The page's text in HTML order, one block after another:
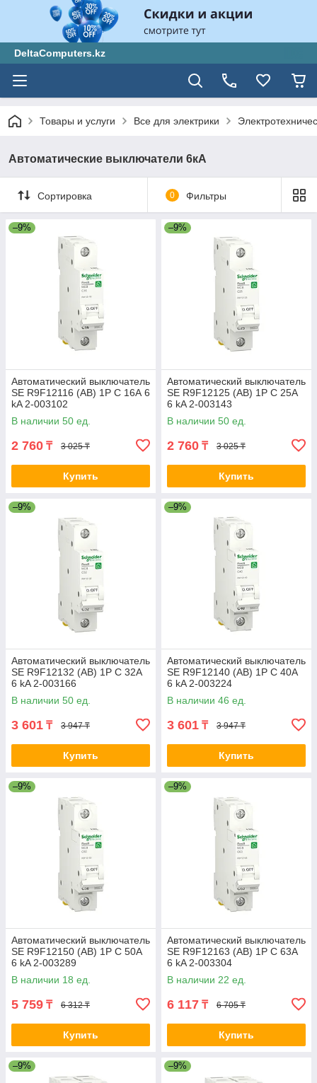
DeltaComputers.kz
Товары и услуги Все для электрики
Автоматические выключатели 6кА
Сортировка 0 Фильтры
–9%
Автоматический выключатель
SE R9F12116 (АВ) 1P С 16А 6
kA 2-003102
В наличии 50 ед.
2 760 ₸ 3 025 ₸
Купить
–9%
Автоматический выключатель
SE R9F12125 (АВ) 1P С 25А
6 kA 2-003143
В наличии 50 ед.
2 760 ₸ 3 025 ₸
Купить
–9%
Автоматический выключатель
SE R9F12132 (АВ) 1P С 32А
6 kA 2-003166
В наличии 50 ед.
3 601 ₸ 3 947 ₸
Купить
–9%
Автоматический выключатель
SE R9F12140 (АВ) 1P С 40А
6 kA 2-003224
В наличии 46 ед.
3 601 ₸ 3 947 ₸
Купить
–9%
Автоматический выключатель
SE R9F12150 (АВ) 1P С 50А
6 kA 2-003289
В наличии 18 ед.
5 759 ₸ 6 312 ₸
Купить
–9%
Автоматический выключатель
SE R9F12163 (АВ) 1P С 63А
6 kA 2-003304
В наличии 22 ед.
6 117 ₸ 6 705 ₸
Купить
–9% –9%